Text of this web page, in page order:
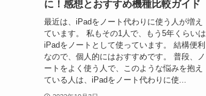
に！感想とおすすめ機種比較ガイド
最近は、iPadをノート代わりに使う人が増え
ています。 私もその1人で、もう5年くらいは
iPadをノートとして使っています。 結構便利
なので、個人的にはおすすめです。 普段、ノ
ートをよく使う人で、このような悩みを抱え
ている人は、iPadをノート代わりに使...